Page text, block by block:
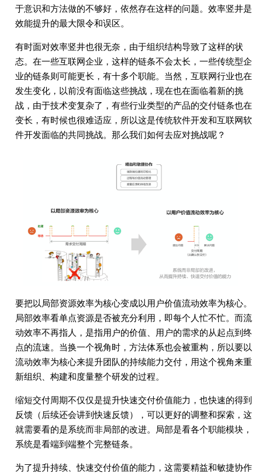
于意识和方法做的不够好，依然存在这样的问题。效率竖井是
效能提升的最大限令和误区。
有时面对效率竖井也很无奈，由于组织结构导致了这样的状
态。在一些互联网企业，这样的链条不会太长，一些传统型企
业的链条则可能更长，有十多个职能。当然，互联网行业也在
发生变化，以前没有面临这些挑战，现在也在面临着新的挑
战，由于技术变复杂了，有些行业类型的产品的交付链条也在
变长，有时候也很难适应，所以这是传统软件开发和互联网软
件开发面临的共同挑战。那么我们如何去应对挑战呢？
要把以局部资源效率为核心变成以用户价值流动效率为核心。
局部效率看单点资源是否被充分利用，即每个人忙不忙。而流
动效率不再指人，是指用户的价值、用户的需求的从起点到终
点的流速。当换一个视角时，方法体系也会被重构，所以要以
流动效率为核心来提升团队的持续能力交付，用这个视角来重
新组织、构建和度量整个研发的过程。
缩短交付周期不仅仅是提升快速交付价值能力，也快速的得到
反馈（后续还会讲到快速反馈），可以更好的调整和探索，这
就需要看的是系统而非局部的改进。局部是看各个职能模块，
系统是看端到端整个完整链条。
为了提升持续、快速交付价值的能力，这需要精益和敏捷协作